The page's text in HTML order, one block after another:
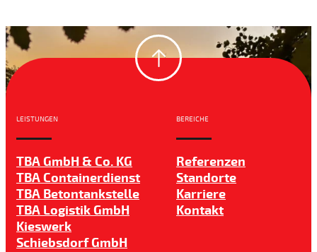
LEISTUNGEN
TBA GmbH & Co. KG
TBA Containerdienst
TBA Betontankstelle
TBA Logistik GmbH
Kieswerk
Schiebsdorf GmbH
BEREICHE
Referenzen
Standorte
Karriere
Kontakt